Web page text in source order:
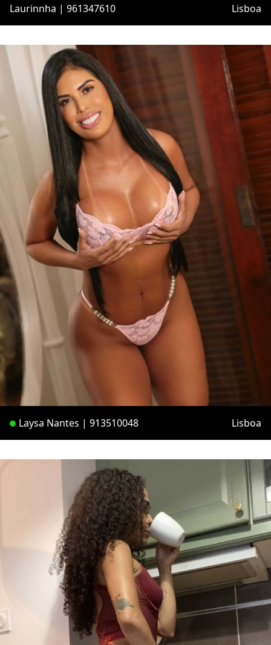
Laurinnha | 961347610 Lisboa
Laysa Nantes | 913510048 Lisboa